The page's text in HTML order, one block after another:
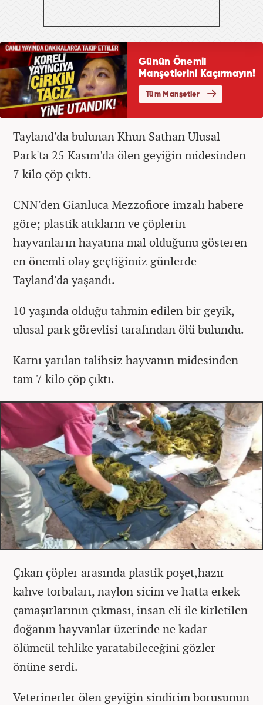
Tayland'da bulunan Khun Sathan Ulusal
Park'ta 25 Kasım'da ölen geyiğin midesinden
7 kilo çöp çıktı.
CNN'den Gianluca Mezzofiore imzalı habere
göre; plastik atıkların ve çöplerin
hayvanların hayatına mal olduğunu gösteren
en önemli olay geçtiğimiz günlerde
Tayland'da yaşandı.
10 yaşında olduğu tahmin edilen bir geyik,
ulusal park görevlisi tarafından ölü bulundu.
Karnı yarılan talihsiz hayvanın midesinden
tam 7 kilo çöp çıktı.
Çıkan çöpler arasında plastik poşet,hazır
kahve torbaları, naylon sicim ve hatta erkek
çamaşırlarının çıkması, insan eli ile kirletilen
doğanın hayvanlar üzerinde ne kadar
ölümcül tehlike yaratabileceğini gözler
önüne serdi.
Veterinerler ölen geyiğin sindirim borusunun